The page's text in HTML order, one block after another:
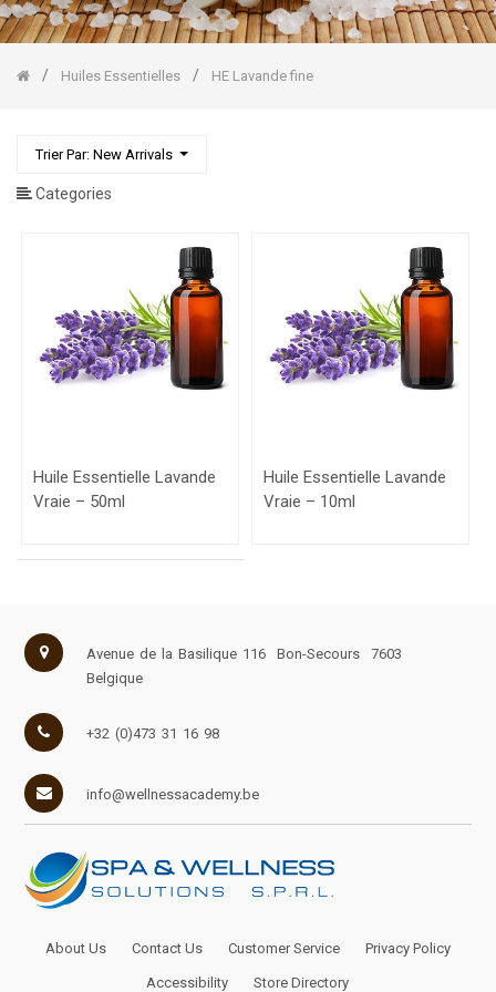
Huiles Essentielles HE Lavande fine
Trier Par: New Arrivals
Categories
Pin
Sylvestre
Lavande
fine
HE
Pamplemousse
Gommages
Corps/Visage
Huile Essentielle Lavande
Vraie – 50ml
Huile Essentielle Lavande
Vraie – 10ml
Avenue de la Basilique 116 Bon-Secours
7603
Belgique
+32 (0)473 31 16 98
info@wellnessacademy.be
About Us Contact Us Customer Service Privacy Policy
Accessibility Store Directory